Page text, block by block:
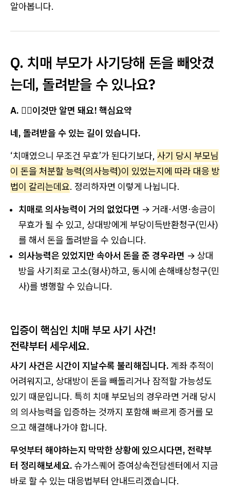
알아봅니다.
Q. 치매 부모가 사기당해 돈을 빼앗겼
는데, 돌려받을 수 있나요?
A. 💁‍♀️이것만 알면 돼요! 핵심요약
네, 돌려받을 수 있는 길이 있습니다.
‘치매였으니 무조건 무효’가 된다기보다, 사기 당시 부모님
이 돈을 처분할 능력(의사능력)이 있었는지에 따라 대응 방
법이 갈리는데요. 정리하자면 이렇게 나뉩니다.
치매로 의사능력이 거의 없었다면 → 거래·서명·송금이
무효가 될 수 있고, 상대방에게 부당이득반환청구(민사)
를 해서 돈을 돌려받을 수 있습니다.
의사능력은 있었지만 속아서 돈을 준 경우라면 → 상대
방을 사기죄로 고소(형사)하고, 동시에 손해배상청구(민
사)를 병행할 수 있습니다.
입증이 핵심인 치매 부모 사기 사건!
전략부터 세우세요.
사기 사건은 시간이 지날수록 불리해집니다. 계좌 추적이
어려워지고, 상대방이 돈을 빼돌리거나 잠적할 가능성도
있기 때문입니다. 특히 치매 부모님의 경우라면 거래 당시
의 의사능력을 입증하는 것까지 포함해 빠르게 증거를 모
으고 해결해나가야 합니다.
무엇부터 해야하는지 막막한 상황에 있으시다면, 전략부
터 정리해보세요. 슈가스퀘어 증여상속전담센터에서 지금
바로 할 수 있는 대응법부터 안내드리겠습니다.